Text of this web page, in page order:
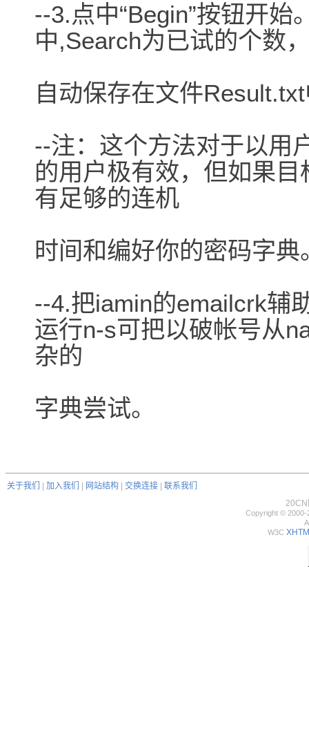
--3.点中“Begin”按钮开
中,Search为已试的个数
自动保存在文件
--注：这个方法对于以用
的用户极有效，但如果
有足够的连机
时间和编好你的密码字典
--4.把iamin的emailcrk辅
运行n-s可把以破帐号从
杂的
字典尝试。
关于我们 加入我们 网站结构 交换连接
联系我们
20CN
Copyright © 2000-
W3C